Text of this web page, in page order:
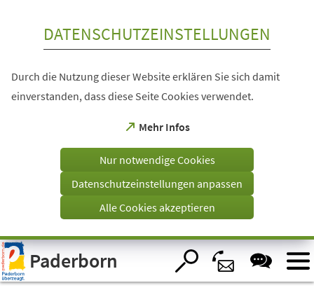
Visuelle
Assistenzsoftware
öffnen.
DATENSCHUTZEINSTELLUNGEN
Durch die Nutzung dieser Website erklären Sie sich damit
einverstanden, dass diese Seite Cookies verwendet.
Mehr Infos
(Öffnet
einem
Tab)
Nur notwendige Cookies
Datenschutzeinstellungen anpassen
Alle Cookies akzeptieren
Paderborn